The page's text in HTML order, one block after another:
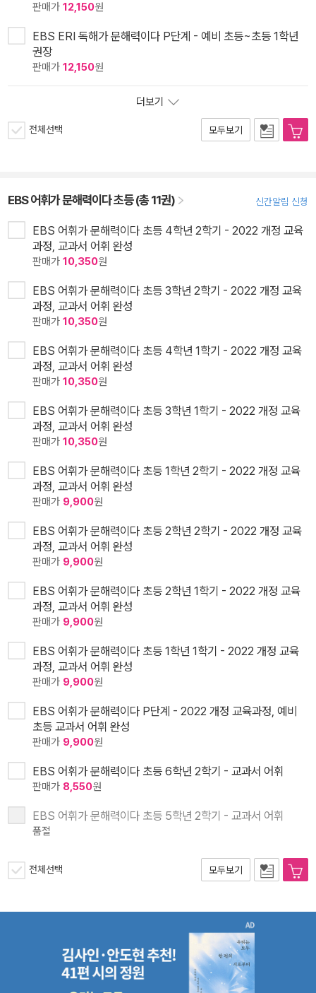
판매가 12,150원
EBS ERI 독해가 문해력이다 P단계 - 예비 초등~초등 1학년
권장
판매가 12,150원
더보기
전체선택 모두보기
EBS 어휘가 문해력이다 초등 (총 11권) 신간알림 신청
EBS 어휘가 문해력이다 초등 4학년 2학기 - 2022 개정 교육
과정, 교과서 어휘 완성
판매가 10,350원
EBS 어휘가 문해력이다 초등 3학년 2학기 - 2022 개정 교육
과정, 교과서 어휘 완성
판매가 10,350원
EBS 어휘가 문해력이다 초등 4학년 1학기 - 2022 개정 교육
과정, 교과서 어휘 완성
판매가 10,350원
EBS 어휘가 문해력이다 초등 3학년 1학기 - 2022 개정 교육
과정, 교과서 어휘 완성
판매가 10,350원
EBS 어휘가 문해력이다 초등 1학년 2학기 - 2022 개정 교육
과정, 교과서 어휘 완성
판매가 9,900원
EBS 어휘가 문해력이다 초등 2학년 2학기 - 2022 개정 교육
과정, 교과서 어휘 완성
판매가 9,900원
EBS 어휘가 문해력이다 초등 2학년 1학기 - 2022 개정 교육
과정, 교과서 어휘 완성
판매가 9,900원
EBS 어휘가 문해력이다 초등 1학년 1학기 - 2022 개정 교육
과정, 교과서 어휘 완성
판매가 9,900원
EBS 어휘가 문해력이다 P단계 - 2022 개정 교육과정, 예비
초등 교과서 어휘 완성
판매가 9,900원
EBS 어휘가 문해력이다 초등 6학년 2학기 - 교과서 어휘
판매가 8,550원
EBS 어휘가 문해력이다 초등 5학년 2학기 - 교과서 어휘
품절
전체선택 모두보기